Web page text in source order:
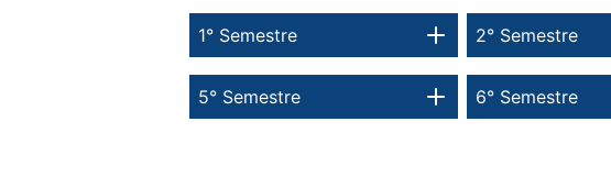
1° Semestre
6° Semestre
5° Semestre
2° Semestre